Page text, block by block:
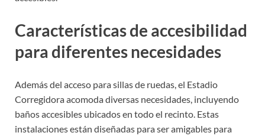
Características de accesibilidad
para diferentes necesidades
Además del acceso para sillas de ruedas, el Estadio
Corregidora acomoda diversas necesidades, incluyendo
baños accesibles ubicados en todo el recinto. Estas
instalaciones están diseñadas para ser amigables para